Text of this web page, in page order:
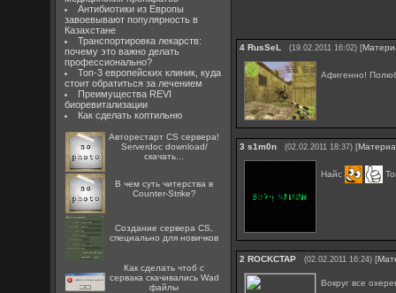
Антибиотики из Европы
завоевывают популярность в
Казахстане
Транспортировка лекарств:
почему это важно делать
профессионально?
Топ-3 европейских клиник, куда
стоит обратиться за лечением
Преимущества REVI
биоревитализации
Как сделать коптильню
Авторестарт CS сервера!
Serverdoc download/
скачать...
В чем суть читерства в
Counter-Strike?
Создание сервера CS,
специально для новичков
Как сделать чтоб с
сервака скачивались Wad
файлы
4 RusSeL (19.02.2011 16:02) [
Афигенно!
3 s1m0n (02.02.2011 18:37) [
Найс
2 ROCKCTAP (02.02.2011 16:24) [
Вокруг все